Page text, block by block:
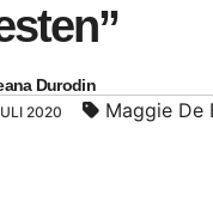
Durodin
2020 Maggie De